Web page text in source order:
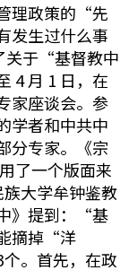
理政策的“先
发生过什么事
关于“基督教中
4 月 1 日，在
家座谈会。参
学者和中共中
分专家。《宗
了一个版面来
大学牟钟鉴教
》提到：“基
摘掉“洋
。首先，在政